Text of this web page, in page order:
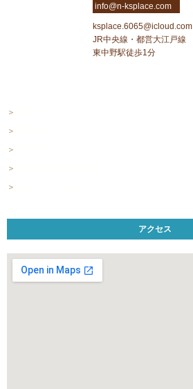
info@n-ksplace.com
ksplace.6065@icloud.com
JR中央線・都営大江戸線
東中野駅徒歩1分
アクセス